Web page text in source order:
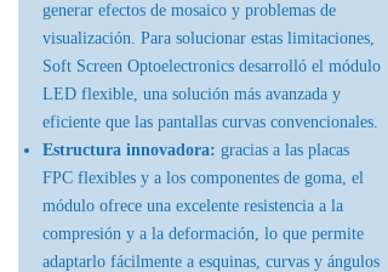
generar efectos de mosaico y problemas de
visualización. Para solucionar estas limitaciones,
Soft Screen Optoelectronics desarrolló el módulo
LED flexible, una solución más avanzada y
eficiente que las pantallas curvas convencionales.
Estructura innovadora: gracias a las placas
FPC flexibles y a los componentes de goma, el
módulo ofrece una excelente resistencia a la
compresión y a la deformación, lo que permite
adaptarlo fácilmente a esquinas, curvas y ángulos